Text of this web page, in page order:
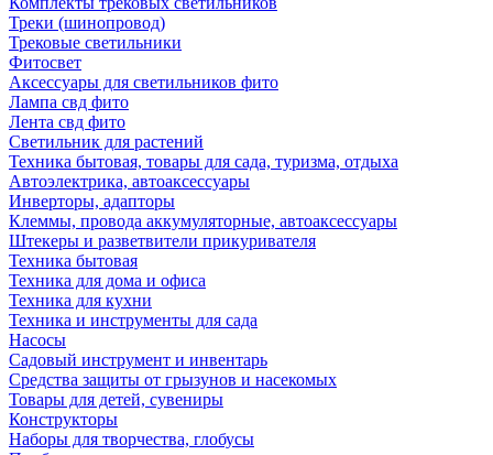
Треки (шинопровод)
Трековые светильники
Фитосвет
Аксессуары для светильников фито
Лампа свд фито
Лента свд фито
Светильник для растений
Техника бытовая, товары для сада, туризма, отдыха
Автоэлектрика, автоаксессуары
Инверторы, адапторы
Клеммы, провода аккумуляторные, автоаксессуары
Штекеры и разветвители прикуривателя
Техника бытовая
Техника для дома и офиса
Техника для кухни
Техника и инструменты для сада
Насосы
Садовый инструмент и инвентарь
Средства защиты от грызунов и насекомых
Товары для детей, сувениры
Конструкторы
Наборы для творчества, глобусы